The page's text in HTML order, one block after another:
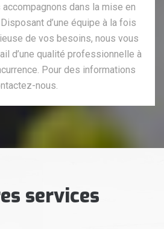
dans la mise en
d’une équipe à la fois
de vos besoins, nous vous
d’une qualité professionnelle à
Pour des informations
nous.
services